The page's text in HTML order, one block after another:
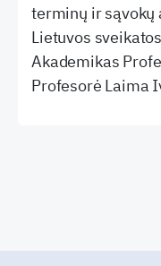
terminų ir sąvokų
Lietuvos
Akademikas
Profesorė Laima